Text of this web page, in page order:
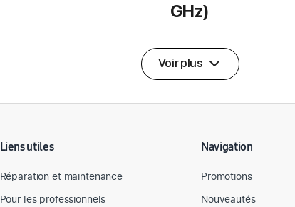
GHz)
Voir plus
Liens utiles
Réparation et maintenance
Pour les professionnels
Navigation
Promotions
Nouveautés